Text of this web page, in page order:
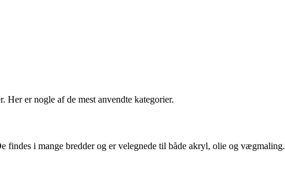
Her er nogle af de mest anvendte kategorier.
findes i mange bredder og er velegnede til både akryl, olie og vægmaling.